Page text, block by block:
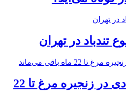
تندباد در تهران
اثر شوک‌های اقتصادی در زنجیره مرغ تا 22